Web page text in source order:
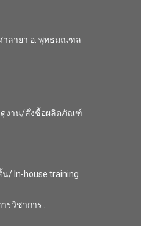
าลายา อ. พุทธมณฑล
ดูงาน/สั่งซื้อผลิตภัณฑ์
/ In-house training
รวิชาการ :